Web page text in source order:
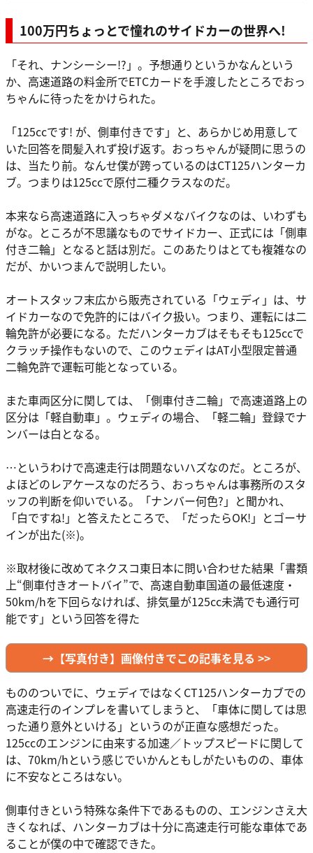
100万円ちょっとで憧れのサイドカーの世界へ!
「それ、ナンシーシー!?」。予想通りというかなんという
か、高速道路の料金所でETCカードを手渡したところでおっ
ちゃんに待ったをかけられた。
「125ccです! が、側車付きです」と、あらかじめ用意して
いた回答を間髪入れず投げ返す。おっちゃんが疑問に思うの
は、当たり前。なんせ僕が跨っているのはCT125ハンターカ
ブ。つまりは125ccで原付二種クラスなのだ。
本来なら高速道路に入っちゃダメなバイクなのは、いわずも
がな。ところが不思議なものでサイドカー、正式には「側車
付き二輪」となると話は別だ。このあたりはとても複雑なの
だが、かいつまんで説明したい。
オートスタッフ末広から販売されている「ウェディ」は、サ
イドカーなので免許的にはバイク扱い。つまり、運転には二
輪免許が必要になる。ただハンターカブはそもそも125ccで
クラッチ操作もないので、このウェディはAT小型限定普通
二輪免許で運転可能となっている。
また車両区分に関しては、「側車付き二輪」で高速道路上の
区分は「軽自動車」。ウェディの場合、「軽二輪」登録でナ
ンバーは白となる。
…というわけで高速走行は問題ないハズなのだ。ところが、
よほどのレアケースなのだろう、おっちゃんは事務所のスタ
ッフの判断を仰いでいる。「ナンバー何色?」と聞かれ、
「白ですね!」と答えたところで、「だったらOK!」とゴーサ
インが出た(※)。
※取材後に改めてネクスコ東日本に問い合わせた結果「書類
上“側車付きオートバイ”で、高速自動車国道の最低速度・
50km/hを下回らなければ、排気量が125cc未満でも通行可
能です」という回答を得た
→【写真付き】画像付きでこの記事を見る >>
もののついでに、ウェディではなくCT125ハンターカブでの
高速走行のインプレを書いてしまうと、「車体に関しては思
った通り意外といける」というのが正直な感想だった。
125ccのエンジンに由来する加速／トップスピードに関して
は、70km/hという感じでいかんともしがたいものの、車体
に不安なところはない。
側車付きという特殊な条件下であるものの、エンジンさえ大
きくなれば、ハンターカブは十分に高速走行可能な車体であ
ることが僕の中で確認できた。